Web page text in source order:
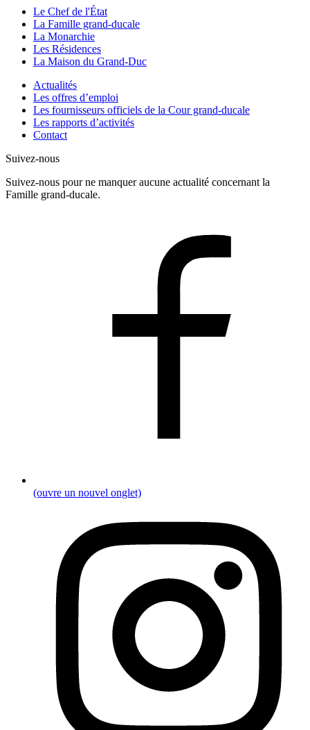
Le Chef de l'État
La Famille grand-ducale
La Monarchie
Les Résidences
La Maison du Grand-Duc
Actualités
Les offres d’emploi
Les fournisseurs officiels de la Cour grand-ducale
Les rapports d’activités
Contact
Suivez-nous
Suivez-nous pour ne manquer aucune actualité concernant la
Famille grand-ducale.
(ouvre un nouvel onglet)